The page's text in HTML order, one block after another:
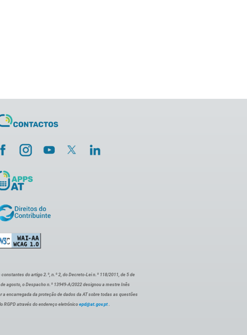
do artigo 2.º, n.º 2, do Decreto-Lei n.º 118/2011, de 5 de
agosto, o Despacho n.º 13949-A/2022 designou a mestre Inês
a encarregada da proteção de dados da AT sobre todas as questões
RGPD através do endereço eletrónico epd@at.gov.pt .